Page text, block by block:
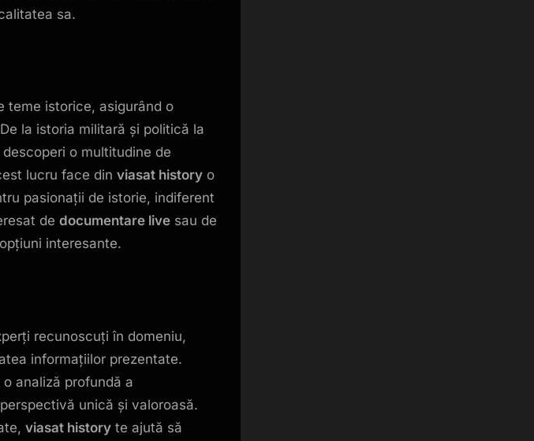
sa.
teme istorice, asigurând o
la istoria militară și politică la
o multitudine de
lucru face din viasat history o
pasionații de istorie, indiferent
de documentare live sau de
interesante.
recunoscuți în domeniu,
informațiilor prezentate.
analiză profundă a
unică și valoroasă.
viasat history te ajută să